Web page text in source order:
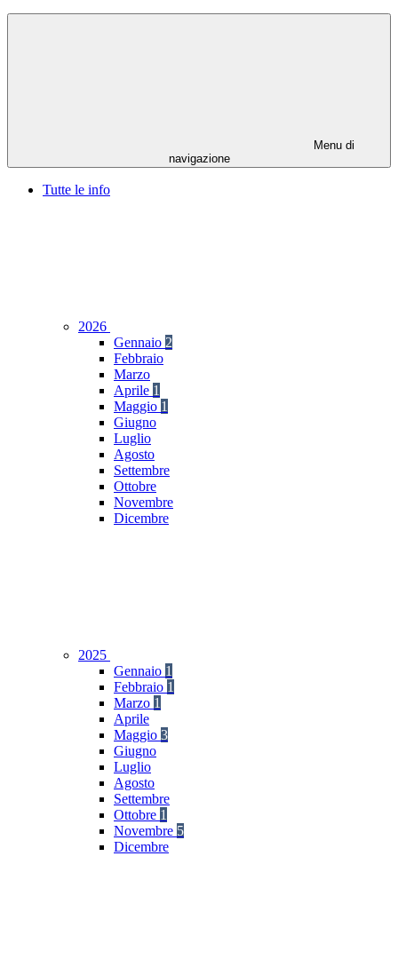
Menu di
navigazione
Tutte le info
2026
Gennaio 2
Febbraio
Marzo
Aprile 1
Maggio 1
Giugno
Luglio
Agosto
Settembre
Ottobre
Novembre
Dicembre
2025
Gennaio 1
Febbraio 1
Marzo 1
Aprile
Maggio 3
Giugno
Luglio
Agosto
Settembre
Ottobre 1
Novembre 5
Dicembre